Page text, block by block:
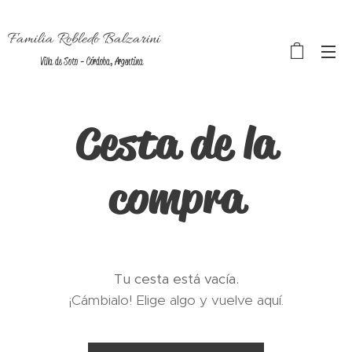
Familia Robledo Balzarini
Villa de Soto - Córdoba, Argentina
Cesta de la
compra
Tu cesta está vacía.
¡Cámbialo! Elige algo y vuelve aquí.